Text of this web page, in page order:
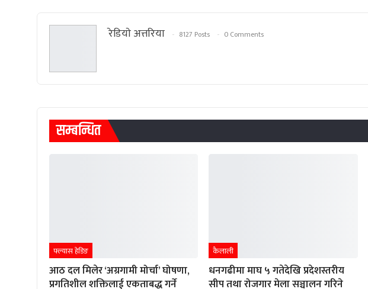
रेडियाे अत्तरिया 8127 Posts 0 Comments
सम्बन्धित
फ्ल्यास हेडिङ
आठ दल मिलेर ‘अग्रगामी मोर्चा’ घोषणा,
प्रगतिशील शक्तिलाई एकताबद्ध गर्ने
कैलाली
धनगढीमा माघ ५ गतेदेखि प्रदेशस्तरीय
सीप तथा रोजगार मेला सञ्चालन गरिने